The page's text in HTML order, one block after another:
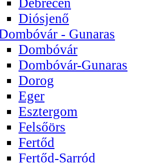
Diósjenő
- Gunaras
Dombóvár
Dombóvár-Gunaras
Dorog
Eger
Esztergom
Felsőörs
Fertőd
Fertőd-Sarród